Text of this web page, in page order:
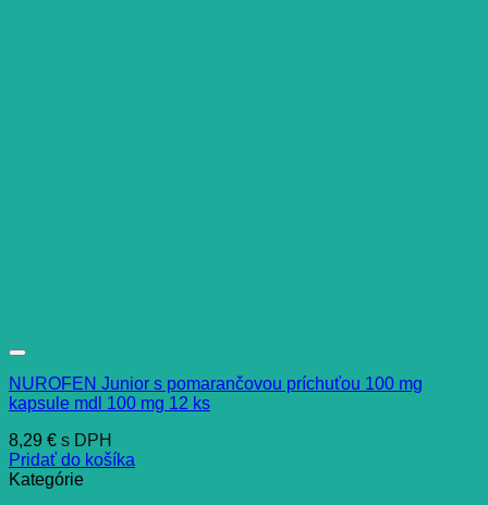
NUROFEN Junior s pomarančovou príchuťou 100 mg
kapsule mdl 100 mg 12 ks
8,29 € s DPH
Pridať do košíka
Kategórie